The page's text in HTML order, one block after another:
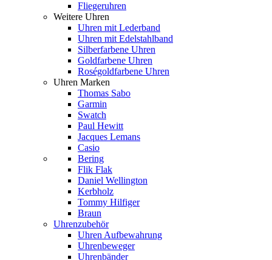
Fliegeruhren
Weitere Uhren
Uhren mit Lederband
Uhren mit Edelstahlband
Silberfarbene Uhren
Goldfarbene Uhren
Roségoldfarbene Uhren
Uhren Marken
Thomas Sabo
Garmin
Swatch
Paul Hewitt
Jacques Lemans
Casio
Bering
Flik Flak
Daniel Wellington
Kerbholz
Tommy Hilfiger
Braun
Uhrenzubehör
Uhren Aufbewahrung
Uhrenbeweger
Uhrenbänder